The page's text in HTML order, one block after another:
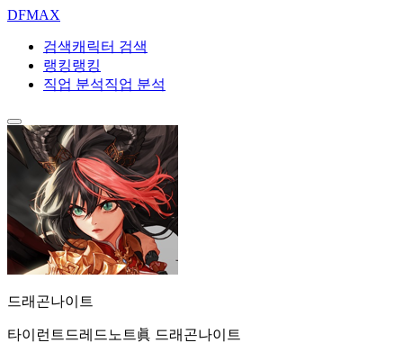
DFMAX
검색캐릭터 검색
랭킹랭킹
직업 분석직업 분석
드래곤나이트
타이런트 드레드노트眞 드래곤나이트